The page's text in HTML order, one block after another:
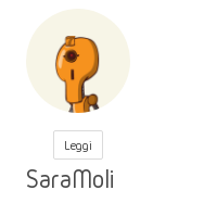
Leggi
SaraMoli